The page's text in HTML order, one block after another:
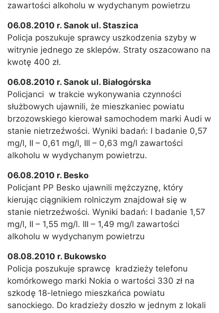
zawartości alkoholu w wydychanym powietrzu
06.08.2010 r. Sanok ul. Staszica
Policja poszukuje sprawcy uszkodzenia szyby w
witrynie jednego ze sklepów. Straty oszacowano na
kwotę 400 zł.
06.08.2010 r. Sanok ul. Białogórska
Policjanci w trakcie wykonywania czynności
służbowych ujawnili, że mieszkaniec powiatu
brzozowskiego kierował samochodem marki Audi w
stanie nietrzeźwości. Wyniki badań: I badanie 0,57
mg/l, II – 0,61 mg/l, III – 0,63 mg/l zawartości
alkoholu w wydychanym powietrzu.
06.08.2010 r. Besko
Policjant PP Besko ujawnili mężczyznę, który
kierując ciągnikiem rolniczym znajdował się w
stanie nietrzeźwości. Wyniki badań: I badanie 1,57
mg/l, II – 1,55 mg/l. III – 1,49 mg/l zawartości
alkoholu w wydychanym powietrzu
08.08.2010 r. Bukowsko
Policja poszukuje sprawcę kradzieży telefonu
komórkowego marki Nokia o wartości 330 zł na
szkodę 18-letniego mieszkańca powiatu
sanockiego. Do kradzieży doszło w jednym z lokali